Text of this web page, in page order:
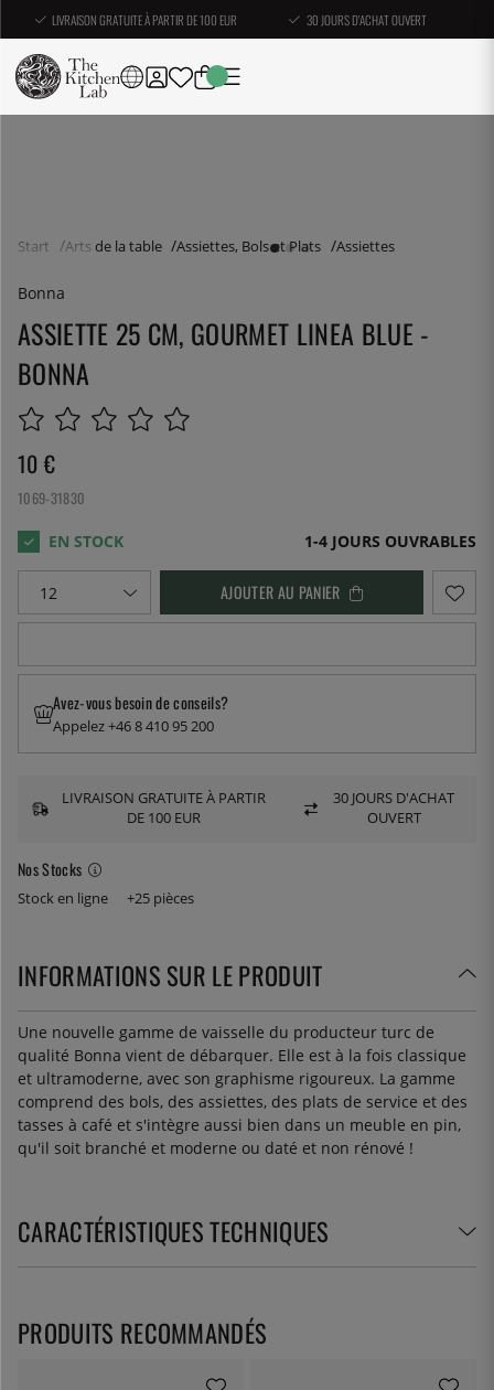
LIVRAISON GRATUITE À PARTIR DE 100 EUR 30 JOURS D'ACHAT OUVERT
Start Arts de la table Assiettes, Bols et Plats Assiettes
Bonna
ASSIETTE 25 CM, GOURMET LINEA BLUE -
BONNA
10 €
1069-31830
1-4 JOURS OUVRABLES
AJOUTER AU PANIER
Nos Stocks
Stock en ligne +25 pièces
Avez-vous besoin de conseils?
Appelez +46 8 410 95 200
LIVRAISON GRATUITE À PARTIR
DE 100 EUR
30 JOURS D'ACHAT
OUVERT
INFORMATIONS SUR LE PRODUIT
Une nouvelle gamme de vaisselle du producteur turc de
qualité Bonna vient de débarquer. Elle est à la fois classique
et ultramoderne, avec son graphisme rigoureux. La gamme
comprend des bols, des assiettes, des plats de service et des
tasses à café et s'intègre aussi bien dans un meuble en pin,
qu'il soit branché et moderne ou daté et non rénové !
CARACTÉRISTIQUES TECHNIQUES
PRODUITS RECOMMANDÉS